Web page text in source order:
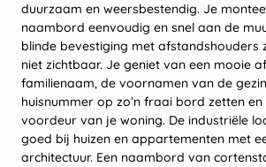
duurzaam en weersbestendig. Je
naambord eenvoudig en snel aan de
blinde bevestiging met afstandshouders
niet zichtbaar. Je geniet van een mooie
familienaam, de voornamen van de
huisnummer op zo’n fraai bord zetten
voordeur van je woning. De industriële
goed bij huizen en appartementen met
architectuur. Een naambord van